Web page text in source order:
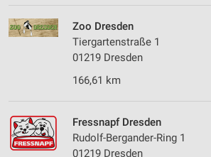
Zoo Dresden
Tiergartenstraße 1
01219 Dresden
166,61 km
Fressnapf Dresden
Rudolf-Bergander-Ring 1
01219 Dresden